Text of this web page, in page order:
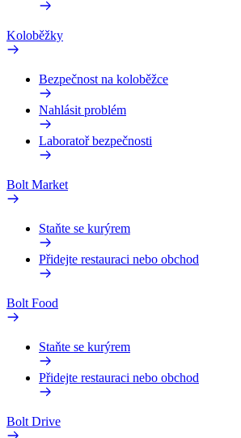
Koloběžky
Bezpečnost na koloběžce
Nahlásit problém
Laboratoř bezpečnosti
Bolt Market
Staňte se kurýrem
Přidejte restauraci nebo obchod
Bolt Food
Staňte se kurýrem
Přidejte restauraci nebo obchod
Bolt Drive